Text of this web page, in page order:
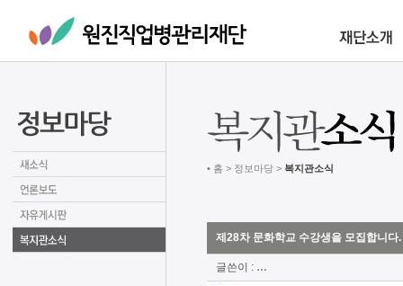
• 홈 > 정보마당 > 복지관소식
제28차 문화학교 수강생을 모집합니다.
글쓴이 : …